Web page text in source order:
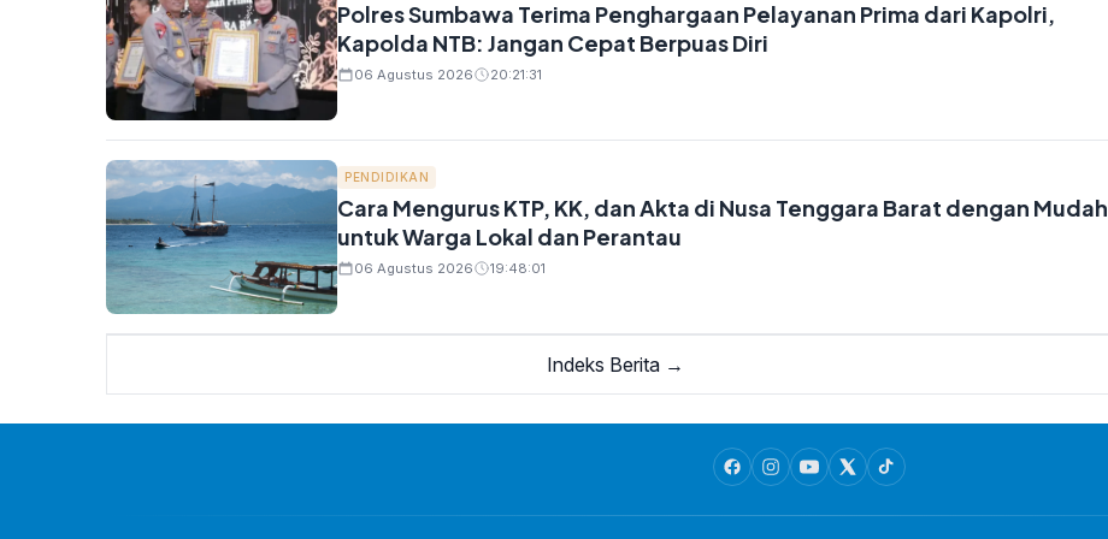
Polres Sumbawa Terima Penghargaan Pelayanan Prima dari Kapolri,
Kapolda NTB: Jangan Cepat Berpuas Diri
06 Agustus 2026 20:21:31
PENDIDIKAN
Cara Mengurus KTP, KK, dan Akta di Nusa Tenggara Barat dengan Mudah
untuk Warga Lokal dan Perantau
06 Agustus 2026 19:48:01
Indeks Berita →